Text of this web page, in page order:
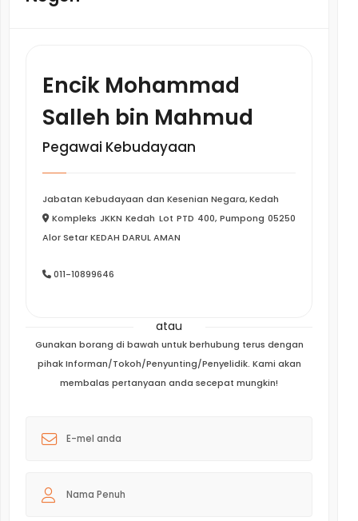
Encik Mohammad
Salleh bin Mahmud
Pegawai Kebudayaan
Jabatan Kebudayaan dan Kesenian Negara, Kedah
Kompleks JKKN Kedah Lot PTD 400, Pumpong 05250
Alor Setar KEDAH DARUL AMAN
011-10899646
atau
Gunakan borang di bawah untuk berhubung terus dengan
pihak Informan/Tokoh/Penyunting/Penyelidik. Kami akan
membalas pertanyaan anda secepat mungkin!